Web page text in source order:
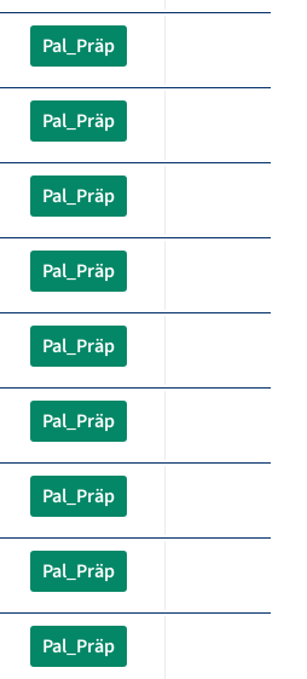
Pal_Präp
Pal_Präp
Pal_Präp
Pal_Präp
Pal_Präp
Pal_Präp
Pal_Präp
Pal_Präp
Pal_Präp